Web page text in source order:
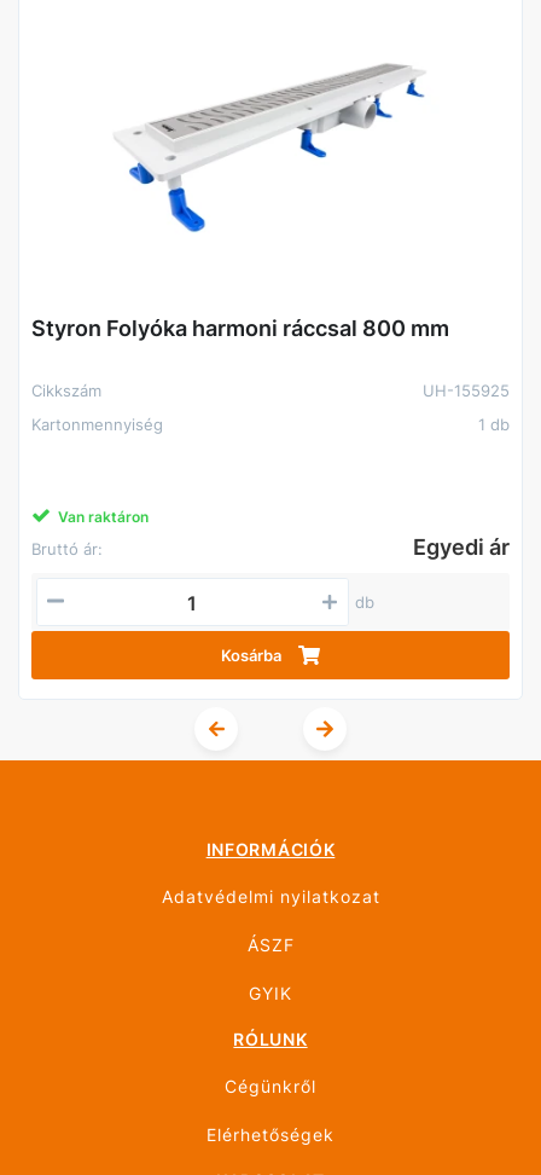
Styron Folyóka harmoni ráccsal 800 mm
Cikkszám
UH-155925
Kartonmennyiség
1 db
Van raktáron
Bruttó ár: Egyedi ár
db
Kosárba
INFORMÁCIÓK
Adatvédelmi nyilatkozat
ÁSZF
GYIK
RÓLUNK
Cégünkről
Elérhetőségek